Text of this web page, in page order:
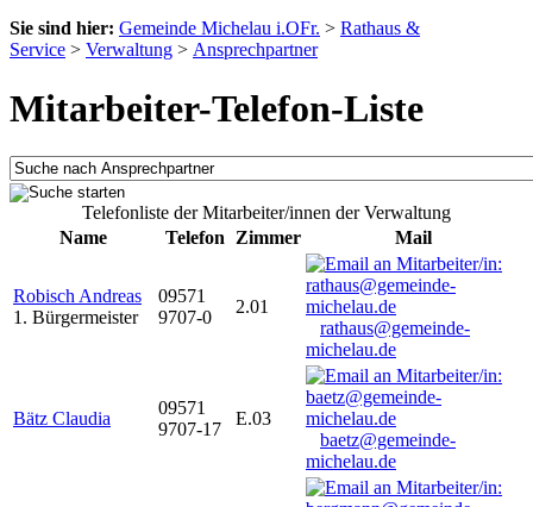
Sie sind hier: Gemeinde Michelau i.OFr. > Rathaus &
Service > Verwaltung > Ansprechpartner
Mitarbeiter-Telefon-Liste
Telefonliste der Mitarbeiter/innen der Verwaltung
Name
Telefon Zimmer Mail
Robisch Andreas
1. Bürgermeister
09571
9707-0
2.01
rathaus@gemeinde-
michelau.de
Bätz Claudia
09571
9707-17
E.03
baetz@gemeinde-
michelau.de